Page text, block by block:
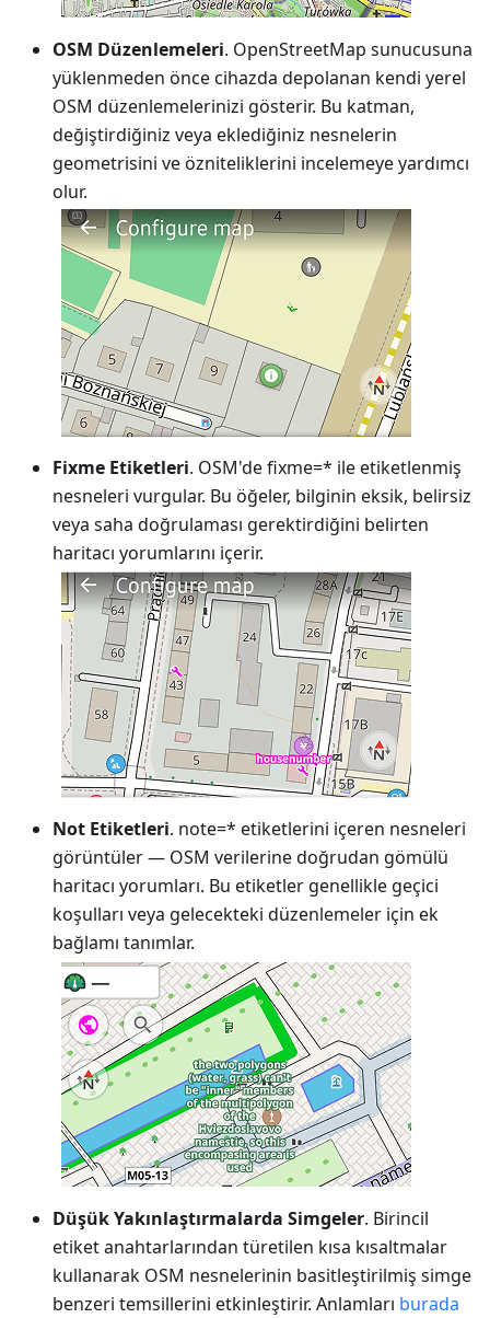
OSM Düzenlemeleri. OpenStreetMap sunucusuna
yüklenmeden önce cihazda depolanan kendi yerel
OSM düzenlemelerinizi gösterir. Bu katman,
değiştirdiğiniz veya eklediğiniz nesnelerin
geometrisini ve özniteliklerini incelemeye yardımcı
olur.
Fixme Etiketleri. OSM'de fixme=* ile etiketlenmiş
nesneleri vurgular. Bu öğeler, bilginin eksik, belirsiz
veya saha doğrulaması gerektirdiğini belirten
haritacı yorumlarını içerir.
Not Etiketleri. note=* etiketlerini içeren nesneleri
görüntüler — OSM verilerine doğrudan gömülü
haritacı yorumları. Bu etiketler genellikle geçici
koşulları veya gelecekteki düzenlemeler için ek
bağlamı tanımlar.
Düşük Yakınlaştırmalarda Simgeler. Birincil
etiket anahtarlarından türetilen kısa kısaltmalar
kullanarak OSM nesnelerinin basitleştirilmiş simge
benzeri temsillerini etkinleştirir. Anlamları burada